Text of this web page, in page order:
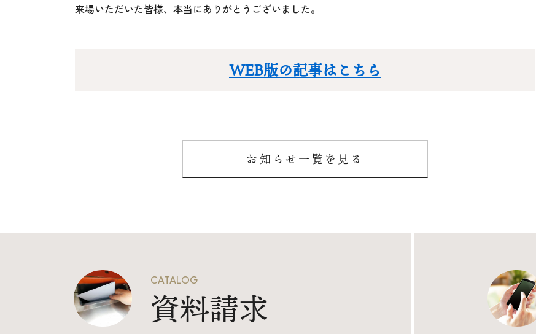
来場いただいた皆様、本当にありがとうございました。
WEB版の記事はこちら
お知らせ一覧を見る
CATALOG
資料請求